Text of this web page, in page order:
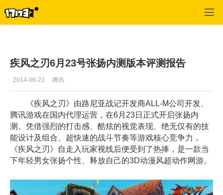
疾风之刃6月23号张扬内测版本评测报告
2014-06-23 腾讯
《疾风之刃》由路尼亚战记开发商ALL-M公司开发、
腾讯游戏在国内代理运营，在6月23日正式开启张扬内
测。凭借强烈的打击感、酷炫的视觉表现、绝无仅有的技
能设计及组合、超快速的战斗节奏等游戏核心竞争力，
《疾风之刃》自走入玩家视线后便受到了热捧，是一款当
下年轻男女张扬个性、释放自己的3D动漫风超动作网游。